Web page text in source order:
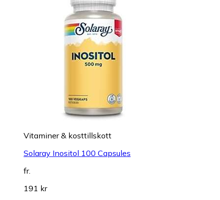
Vitaminer & kosttillskott
Solaray Inositol 100 Capsules
fr.
191 kr